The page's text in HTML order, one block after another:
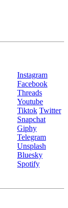
Instagram
Facebook
Threads
Youtube
Tiktok Twitter
Snapchat
Giphy
Telegram
Unsplash
Bluesky
Spotify